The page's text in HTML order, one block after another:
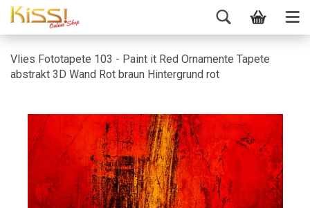
Vlies Fototapete 103 - Paint it Red Ornamente Tapete
abstrakt 3D Wand Rot braun Hintergrund rot